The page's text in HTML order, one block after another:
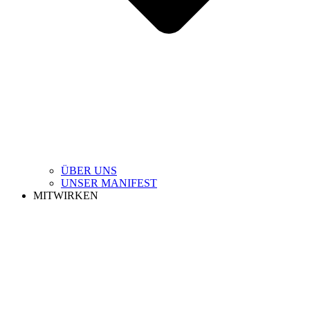
ÜBER UNS
UNSER MANIFEST
MITWIRKEN